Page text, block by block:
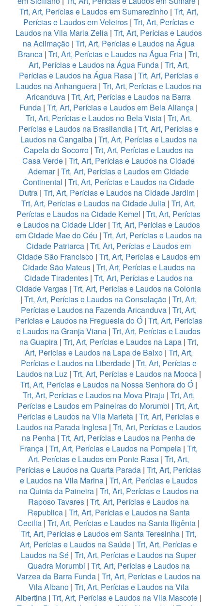
Trt, Art, Perícias e Laudos em Sumarezinho| Trt, Art,
Perícias e Laudos em Veleiros| Trt, Art, Perícias e
Laudos na Vila Maria Zelia| Trt, Art, Perícias e Laudos
na Aclimação| Trt, Art, Perícias e Laudos na Água
Branca | Trt, Art, Perícias e Laudos na Água Fria | Trt,
Art, Perícias e Laudos na Água Funda| Trt, Art,
Perícias e Laudos na Água Rasa | Trt, Art, Perícias e
Laudos na Anhanguera| Trt, Art, Perícias e Laudos na
Aricanduva | Trt, Art, Perícias e Laudos na Barra
Funda | Trt, Art, Perícias e Laudos em Bela Aliança |
Trt, Art, Perícias e Laudos no Bela Vista| Trt, Art,
Perícias e Laudos na Brasilandia | Trt, Art, Perícias e
Laudos na Cangaiba| Trt, Art, Perícias e Laudos na
Capela do Socorro | Trt, Art, Perícias e Laudos na
Casa Verde | Trt, Art, Perícias e Laudos na Cidade
Ademar| Trt, Art, Perícias e Laudos em Cidade
Continental | Trt, Art, Perícias e Laudos na Cidade
Dutra | Trt, Art, Perícias e Laudos na Cidade Jardim|
Trt, Art, Perícias e Laudos na Cidade Julia | Trt, Art,
Perícias e Laudos na Cidade Kemel | Trt, Art, Perícias
e Laudos na Cidade Lider| Trt, Art, Perícias e Laudos
em Cidade Mae do Céu | Trt, Art, Perícias e Laudos na
Cidade Patriarca | Trt, Art, Perícias e Laudos em
Cidade São Francisco | Trt, Art, Perícias e Laudos em
Cidade São Mateus| Trt, Art, Perícias e Laudos na
Cidade Tiradentes | Trt, Art, Perícias e Laudos na
Cidade Vargas | Trt, Art, Perícias e Laudos na Colonia
| Trt, Art, Perícias e Laudos na Consolação | Trt, Art,
Perícias e Laudos na Fazenda Aricanduva| Trt, Art,
Perícias e Laudos na Freguesia do Ó| Trt, Art, Perícias
e Laudos na Granja Viana | Trt, Art, Perícias e Laudos
na Guapira| Trt, Art, Perícias e Laudos na Lapa| Trt,
Art, Perícias e Laudos na Lapa de Baixo | Trt, Art,
Perícias e Laudos na Liberdade | Trt, Art, Perícias e
Laudos na Luz| Trt, Art, Perícias e Laudos na Mooca|
Trt, Art, Perícias e Laudos na Nossa Senhora do Ó|
Trt, Art, Perícias e Laudos na Mova Piraju | Trt, Art,
Perícias e Laudos em Paineiras do Morumbi | Trt, Art,
Perícias e Laudos na Vila Marieta | Trt, Art, Perícias e
Laudos na Parada Inglesa | Trt, Art, Perícias e Laudos
na Penha | Trt, Art, Perícias e Laudos na Penha de
França | Trt, Art, Perícias e Laudos na Pompeia| Trt,
Art, Perícias e Laudos em Ponte Rasa | Trt, Art,
Perícias e Laudos na Quarta Parada | Trt, Art, Perícias
e Laudos na Vila Marina| Trt, Art, Perícias e Laudos
na Quinta da Paineira| Trt, Art, Perícias e Laudos na
Raposo Tavares | Trt, Art, Perícias e Laudos na
Republica| Trt, Art, Perícias e Laudos na Santa
Cecilia | Trt, Art, Perícias e Laudos na Santa Ifigênia |
Trt, Art, Perícias e Laudos em Santa Teresinha | Trt,
Art, Perícias e Laudos na Saúde | Trt, Art, Perícias e
Laudos na Sé | Trt, Art, Perícias e Laudos na Super
Quadra Morumbi | Trt, Art, Perícias e Laudos na
Varzea da Barra Funda | Trt, Art, Perícias e Laudos na
Vila Albano| Trt, Art, Perícias e Laudos na Vila
Albertina | Trt, Art, Perícias e Laudos na Vila Mascote |